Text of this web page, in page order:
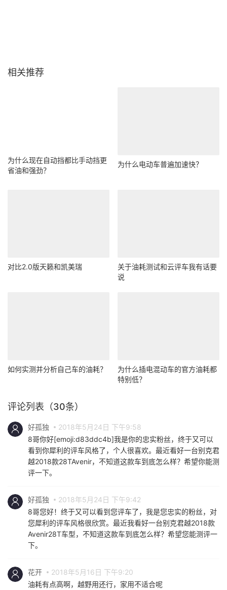
相关推荐
为什么现在自动挡都比手动挡更
省油和强劲？
为什么电动车普遍加速快？
对比2.0版天籁和凯美瑞
关于油耗测试和云评车我有话要
说
如何实测并分析自己车的油耗？
为什么插电混动车的官方油耗都
特别低？
评论列表（30条）
好孤独
2018年5月24日 下午9:58
8哥你好[emoji:d83ddc4b]我是你的忠实粉丝，终于又可以
看到你犀利的评车风格了，个人很喜欢。最近看好一台别克君
越2018款28TAvenir，不知道这款车到底怎么样？希望你能测
评一下。
好孤独
2018年5月24日 下午9:42
8哥您好！终于又可以看到您评车了，我是您忠实的粉丝，对
您犀利的评车风格很欣赏。最近我看好一台别克君越2018款
Avenir28T车型，不知道这款车到底怎么样？希望您能测评一
下。
花开
2018年5月16日 下午9:20
油耗有点高啊，越野用还行，家用不适合呢